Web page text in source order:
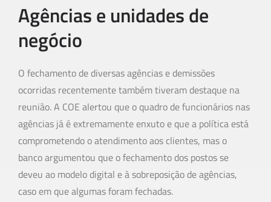
Agências e unidades de
negócio
O fechamento de diversas agências e demissões
ocorridas recentemente também tiveram destaque na
reunião. A COE alertou que o quadro de funcionários nas
agências já é extremamente enxuto e que a política está
comprometendo o atendimento aos clientes, mas o
banco argumentou que o fechamento dos postos se
deveu ao modelo digital e à sobreposição de agências,
caso em que algumas foram fechadas.